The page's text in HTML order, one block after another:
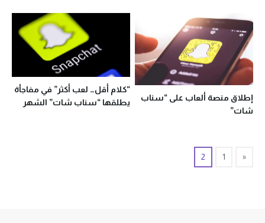
إطلاق منصة ألعاب على “سناب
شات”
“كلام أقل… لعب أكثر” في مفاجأة
يطلقها “سناب شات” الشهر
«
1
2